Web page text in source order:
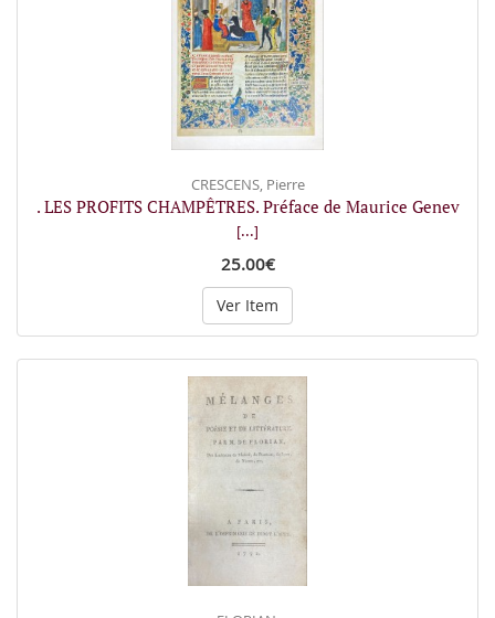
CRESCENS, Pierre
. LES PROFITS CHAMPÊTRES. Préface de Maurice Genev
[...]
25.00€
Ver Item